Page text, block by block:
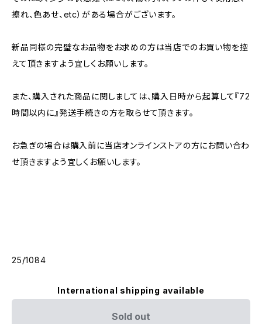
擦れ、色あせ、etc）がある場合がございます。
新品同様の完璧なお品物をお求めの方は当店でのお買い物を控
えて頂きますよう宜しくお願いします。
また、購入された商品に関しましては、購入日時から起算して『72
時間以内に』発送手続きの方を取らせて頂きます。
お急ぎの場合は購入前に当店オンラインストアの方にお問い合わ
せ頂きますよう宜しくお願いします。
25/1084
International shipping available
Sold out